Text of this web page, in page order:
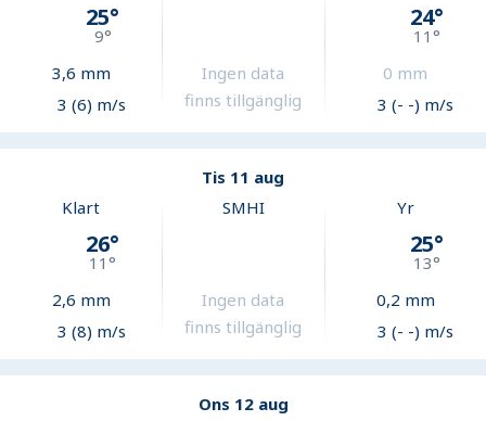
25°
9°
3,6 mm
3 (6) m/s
Ingen data
finns tillgänglig
24°
11°
0 mm
3 (- -) m/s
Tis 11 aug
Klart
26°
11°
2,6 mm
3 (8) m/s
SMHI
Ingen data
finns tillgänglig
Yr
25°
13°
0,2 mm
3 (- -) m/s
Ons 12 aug